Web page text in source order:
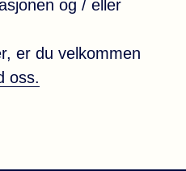
og / eller
er du velkommen
oss.